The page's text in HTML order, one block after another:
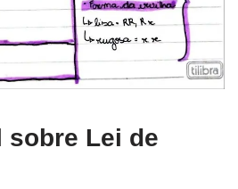
sobre Lei de